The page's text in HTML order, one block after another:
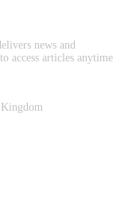
news and
access articles anytime